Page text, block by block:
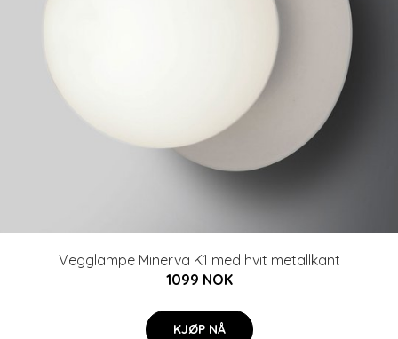
Vegglampe Minerva K1 med hvit metallkant
1099 NOK
KJØP NÅ